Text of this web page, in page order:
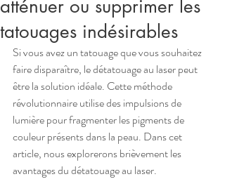
atténuer ou supprimer les
tatouages indésirables
Si vous avez un tatouage que vous souhaitez
faire disparaître, le détatouage au laser peut
être la solution idéale. Cette méthode
révolutionnaire utilise des impulsions de
lumière pour fragmenter les pigments de
couleur présents dans la peau. Dans cet
article, nous explorerons brièvement les
avantages du détatouage au laser.